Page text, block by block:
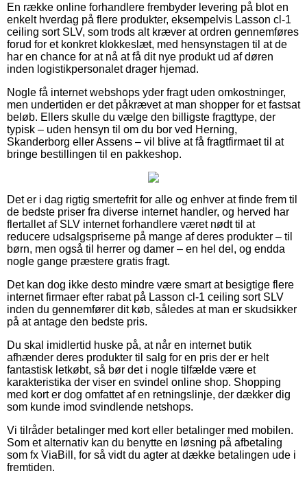
En række online forhandlere frembyder levering på blot en
enkelt hverdag på flere produkter, eksempelvis Lasson cl-1
ceiling sort SLV, som trods alt kræver at ordren gennemføres
forud for et konkret klokkeslæt, med hensynstagen til at de
har en chance for at nå at få dit nye produkt ud af døren
inden logistikpersonalet drager hjemad.
Nogle få internet webshops yder fragt uden omkostninger,
men undertiden er det påkrævet at man shopper for et fastsat
beløb. Ellers skulle du vælge den billigste fragttype, der
typisk – uden hensyn til om du bor ved Herning,
Skanderborg eller Assens – vil blive at få fragtfirmaet til at
bringe bestillingen til en pakkeshop.
Det er i dag rigtig smertefrit for alle og enhver at finde frem til
de bedste priser fra diverse internet handler, og herved har
flertallet af SLV internet forhandlere været nødt til at
reducere udsalgspriserne på mange af deres produkter – til
børn, men også til herrer og damer – en hel del, og endda
nogle gange præstere gratis fragt.
Det kan dog ikke desto mindre være smart at besigtige flere
internet firmaer efter rabat på Lasson cl-1 ceiling sort SLV
inden du gennemfører dit køb, således at man er skudsikker
på at antage den bedste pris.
Du skal imidlertid huske på, at når en internet butik
afhænder deres produkter til salg for en pris der er helt
fantastisk letkøbt, så bør det i nogle tilfælde være et
karakteristika der viser en svindel online shop. Shopping
med kort er dog omfattet af en retningslinje, der dækker dig
som kunde imod svindlende netshops.
Vi tilråder betalinger med kort eller betalinger med mobilen.
Som et alternativ kan du benytte en løsning på afbetaling
som fx ViaBill, for så vidt du agter at dække betalingen ude i
fremtiden.